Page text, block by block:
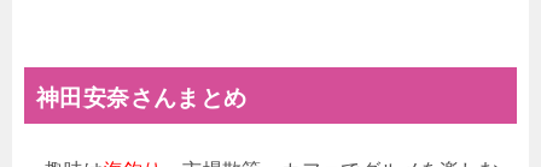
神田安奈さんまとめ